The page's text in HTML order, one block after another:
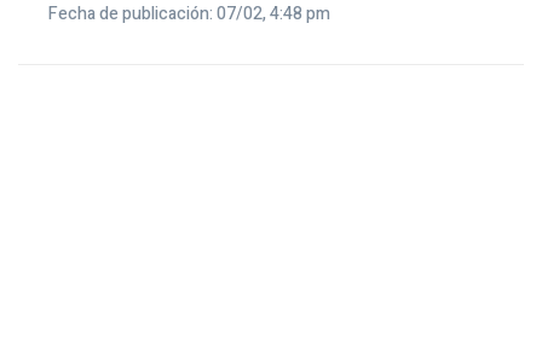
Fecha de publicación: 07/02, 4:48 pm